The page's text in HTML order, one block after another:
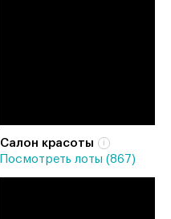
Салон красоты
Посмотреть лоты (867)